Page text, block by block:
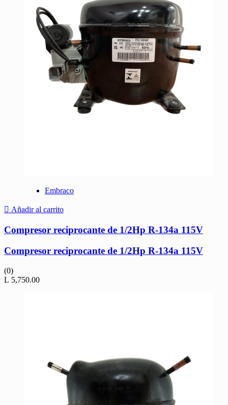
Embraco
Añadir al carrito
Compresor reciprocante de 1/2Hp R-134a 115V
Compresor reciprocante de 1/2Hp R-134a 115V
(0)
L 5,750.00